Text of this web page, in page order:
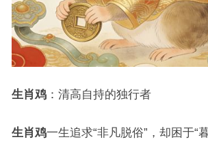
生肖鸡：清高自持的独行者
生肖鸡一生追求“非凡脱俗”，却困于“